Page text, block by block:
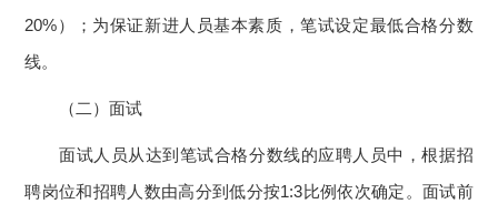
20%）；为保证新进人员基本素质，笔试设定最低合格分数
线。
（二）面试
面试人员从达到笔试合格分数线的应聘人员中，根据招
聘岗位和招聘人数由高分到低分按1:3比例依次确定。面试前